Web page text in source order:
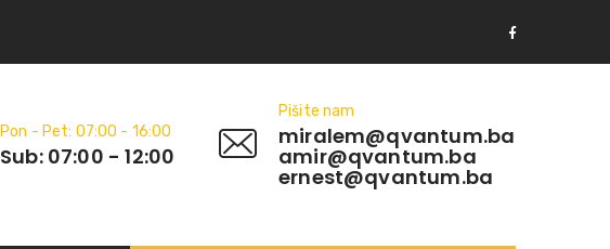
Pon - Pet: 07:00 - 16:00
Sub: 07:00 - 12:00
Pišite nam
miralem@qvantum.ba
amir@qvantum.ba
ernest@qvantum.ba